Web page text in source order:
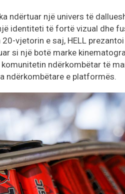
ndërtuar një univers të
identiteti të fortë vizual dhe
vjetorin e saj, HELL
si një botë marke
ndërkombëtar të
ndërkombëtare e platformës.